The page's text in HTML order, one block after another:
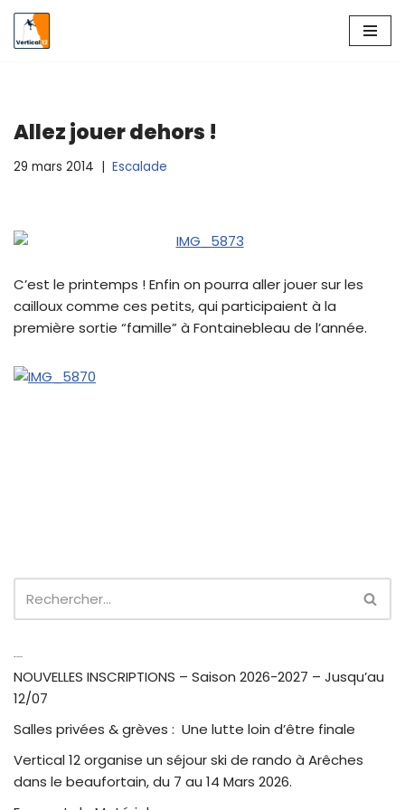
Aller
Allez jouer dehors !
29 mars 2014 Escalade
C’est le printemps ! Enfin on pourra aller jouer sur les
cailloux comme ces petits, qui participaient à la
première sortie “famille” à Fontainebleau de l’année.
NOUVELLES INSCRIPTIONS – Saison 2026-2027 – Jusqu’au
12/07
Salles privées & grèves : Une lutte loin d’être finale
Vertical 12 organise un séjour ski de rando à Arêches
dans le beaufortain, du 7 au 14 Mars 2026.